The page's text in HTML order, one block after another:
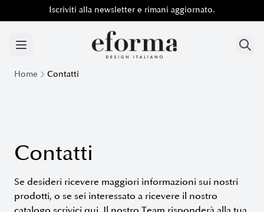
Iscriviti alla newsletter e rimani aggiornato.
Iscriviti alla newsletter e rimani aggiornato.
Home Contatti
Contatti
Se desideri ricevere maggiori informazioni sui nostri
prodotti, o se sei interessato a ricevere il nostro